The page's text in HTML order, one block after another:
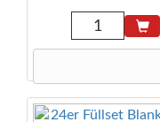
von Gründen,
sagen. Egal, ob es
Vater oder einen
handelt.
mit einem passenden
Text nicht sofort